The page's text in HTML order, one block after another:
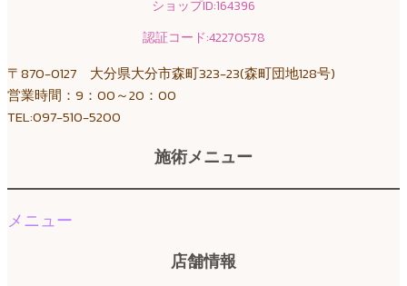
ショップID:164396
認証コード:42270578
〒870-0127 大分県大分市森町323-23(森町団地128号)
営業時間：9：00～20：00
TEL:097-510-5200
施術メニュー
メニュー
店舗情報